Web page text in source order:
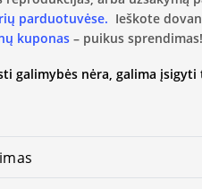
parduotuvėse. Ieškote
kuponas – puikus sprendimas!
galimybės nėra, galima